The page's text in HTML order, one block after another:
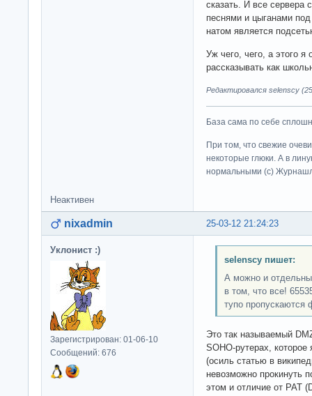
сказать. И все сервера
песнями и цыганами
натом является
Уж чего, чего, а этого я
рассказывать как
Редактировался selenscy
База сама по себе
При том, что свежие
некоторые глюки. А в
нормальными (c)
Неактивен
25-03-12 21:24:23
nixadmin
Уклонист :)
Зарегистрирован: 01-06-10
Сообщений: 676
selenscy пишет:
А можно и
в том, что все!
тупо пропускаются
Это так называемый
SOHO-рутерах,
(осиль статью в
невозможно прокинуть
этом и отличие от PAT